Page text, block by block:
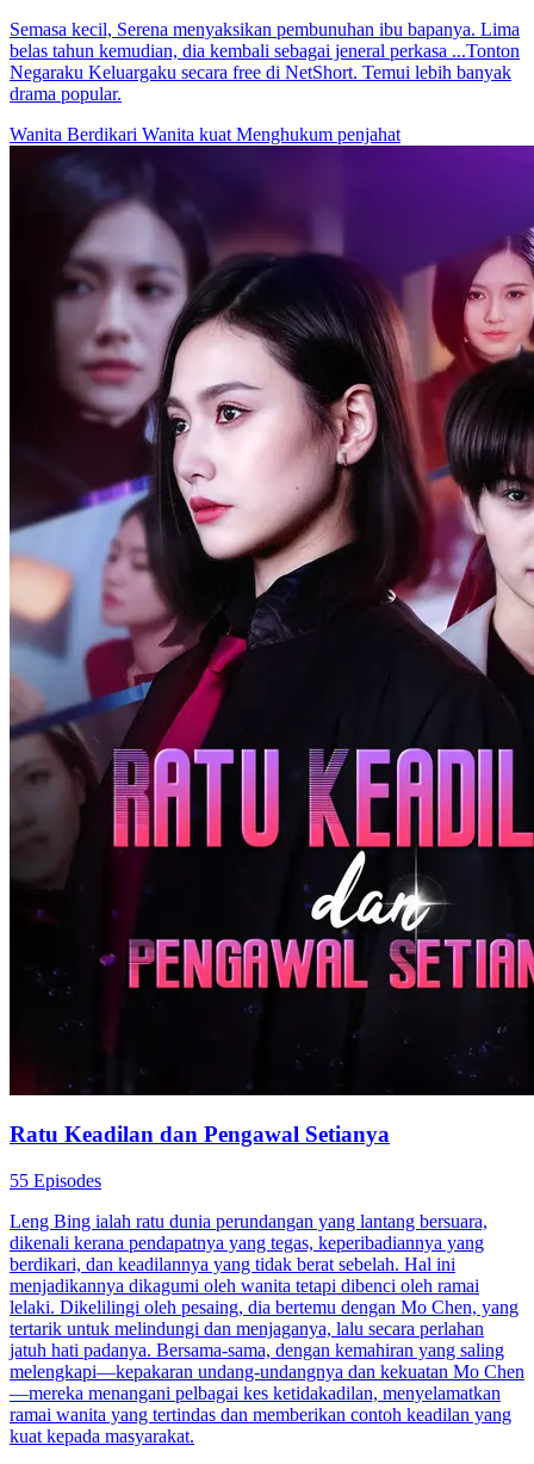
Semasa kecil, Serena menyaksikan pembunuhan ibu bapanya. Lima
belas tahun kemudian, dia kembali sebagai jeneral perkasa ...Tonton
Negaraku Keluargaku secara free di NetShort. Temui lebih banyak
drama popular.
Wanita Berdikari Wanita kuat Menghukum penjahat
Ratu Keadilan dan Pengawal Setianya
55 Episodes
Leng Bing ialah ratu dunia perundangan yang lantang bersuara,
dikenali kerana pendapatnya yang tegas, keperibadiannya yang
berdikari, dan keadilannya yang tidak berat sebelah. Hal ini
menjadikannya dikagumi oleh wanita tetapi dibenci oleh ramai
lelaki. Dikelilingi oleh pesaing, dia bertemu dengan Mo Chen, yang
tertarik untuk melindungi dan menjaganya, lalu secara perlahan
jatuh hati padanya. Bersama-sama, dengan kemahiran yang saling
melengkapi—kepakaran undang-undangnya dan kekuatan Mo Chen
—mereka menangani pelbagai kes ketidakadilan, menyelamatkan
ramai wanita yang tertindas dan memberikan contoh keadilan yang
kuat kepada masyarakat.